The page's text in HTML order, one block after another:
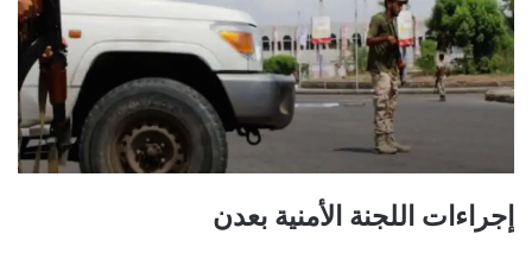
إجراءات اللجنة الأمنية بعدن